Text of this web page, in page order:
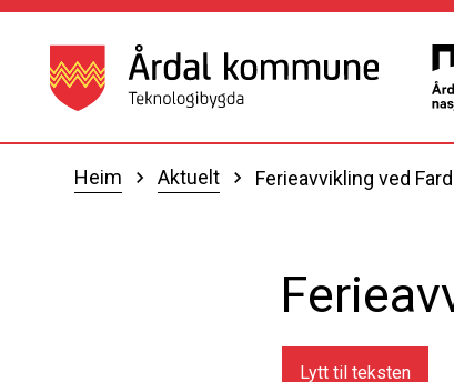
Du er her:
Heim Aktuelt Ferieavvikling ved
Lytt til teksten